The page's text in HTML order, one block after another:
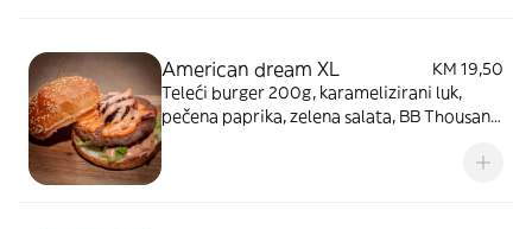
American dream XL
KM 19,50
Teleći burger 200g, karamelizirani luk,
pečena paprika, zelena salata, BB Thousand